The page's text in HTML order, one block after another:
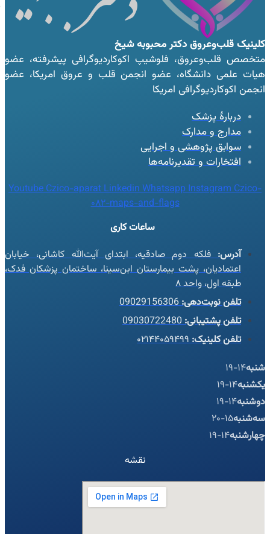
کلینیک قلب‌وعروقدکتر محبوبه شیخ
متخصص قلب‌وعروق، فلوشیپ اکوکاردیوگرافی پیشرفته، عضو
هیات علمی دانشگاه، عضو انجمن قلب و عروق امریکا، عضو
انجمن اکوکاردیوگرافی امریکا
دربارهٔ پزشک
مدارج و مدارک
سوابق پژوهشی و اجرایی
افتخارات و تقدیرنامه‌ها
YoutubeCzico-aparatLinkedinWhatsappInstagramCzico-
082-maps-and-flags
ساعات کاری
آدرس:فلکه دوم صادقیه، ابتدای آیت‌الله کاشانی، خیابان
اعتمادیان، پشت بیمارستان ابن‌سینا، ساختمان پزشکان فدک،
طبقه اول، واحد ۸
تلفن نوبت‌دهی:09029156306
تلفن پشتیبانی:09030722480
تلفن کلینیک:۰۲۱۴۴۰۵۹۴۹۹
شنبه14-19
یکشنبه14-19
دوشنبه14-19
سه‌شنبه15-20
چهارشنبه14-19
نقشه